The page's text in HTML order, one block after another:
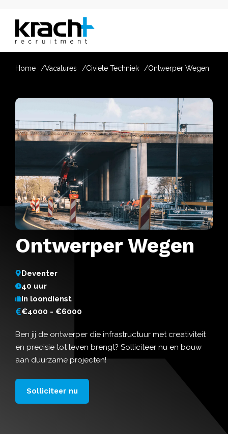
Home Vacatures Civiele Techniek Ontwerper Wegen
Ontwerper Wegen
Deventer
40 uur
In loondienst
€4000 - €6000
Ben jij de ontwerper die infrastructuur met creativiteit
en precisie tot leven brengt? Solliciteer nu en bouw
aan duurzame projecten!
Solliciteer nu